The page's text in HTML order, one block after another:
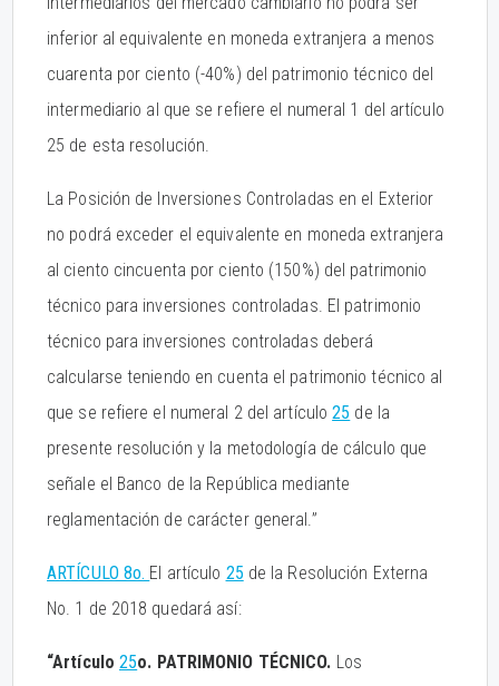
inferior al equivalente en moneda extranjera a menos
cuarenta por ciento (-40%) del patrimonio técnico del
intermediario al que se refiere el numeral 1 del artículo
25 de esta resolución.
La Posición de Inversiones Controladas en el Exterior
no podrá exceder el equivalente en moneda extranjera
al ciento cincuenta por ciento (150%) del patrimonio
técnico para inversiones controladas. El patrimonio
técnico para inversiones controladas deberá
calcularse teniendo en cuenta el patrimonio técnico al
que se refiere el numeral 2 del artículo25 de la
presente resolución y la metodología de cálculo que
señale el Banco de la República mediante
reglamentación de carácter general.”
ARTÍCULO 8o. El artículo 25 de la Resolución Externa
No. 1 de 2018 quedará así:
“Artículo 25o. PATRIMONIO TÉCNICO. Los